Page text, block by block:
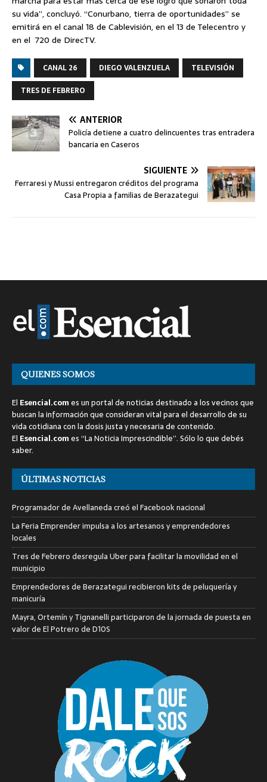
su vida”, concluyó. “Conurbano, tierra de oportunidades” se
emitirá en el canal 18 de Cablevisión, en el 13 de Telecentro y
en el 720 de DirecTV.
CANAL 26 DIEGO VALENZUELA
TELEVISIÓN
TRES DE FEBRERO
ANTERIOR
Policía detiene a cuatro delincuentes tras entradera
bancaria en Caseros
SIGUIENTE
Ferraresi y Mussi entregaron créditos del programa
Casa Propia a familias de Berazategui
QUIENES SOMOS
El Esencial.comes un portal de noticias destinado a los vecinos que
buscan la información que consideran vital para el desarrollo de su
vida cotidiana con la dosis justa y necesaria de contenido.
El Esencial.comes “La Noticia Imprescindible”. Sólo lo que debés
saber.
ÚLTIMAS NOTICIAS
Programador de Avellaneda creó el Facebook nacional
La Feria Emprender impulsa a los artesanos y emprendedores
locales
Tres de Febrero desregula Uber para facilitar la movilidad en el
municipio
Emprendedores de Berazategui recibieron kits de peluquería y
manicuría
Mayra, Ortemín y Tignanelli participaron de la jornada de puesta en
valor de El Potrero de D10S